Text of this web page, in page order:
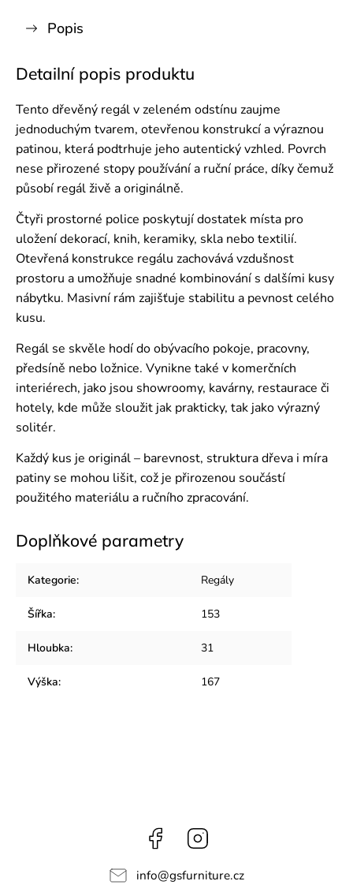
Popis
Detailní popis produktu
Tento dřevěný regál v zeleném odstínu zaujme
jednoduchým tvarem, otevřenou konstrukcí a výraznou
patinou, která podtrhuje jeho autentický vzhled. Povrch
nese přirozené stopy používání a ruční práce, díky čemuž
působí regál živě a originálně.
Čtyři prostorné police poskytují dostatek místa pro
uložení dekorací, knih, keramiky, skla nebo textilií.
Otevřená konstrukce regálu zachovává vzdušnost
prostoru a umožňuje snadné kombinování s dalšími kusy
nábytku. Masivní rám zajišťuje stabilitu a pevnost celého
kusu.
Regál se skvěle hodí do obývacího pokoje, pracovny,
předsíně nebo ložnice. Vynikne také v komerčních
interiérech, jako jsou showroomy, kavárny, restaurace či
hotely, kde může sloužit jak prakticky, tak jako výrazný
solitér.
Každý kus je originál – barevnost, struktura dřeva i míra
patiny se mohou lišit, což je přirozenou součástí
použitého materiálu a ručního zpracování.
Doplňkové parametry
Kategorie: Regály
Šířka: 153
Hloubka: 31
Výška: 167
Facebook
info@gsfurniture.cz